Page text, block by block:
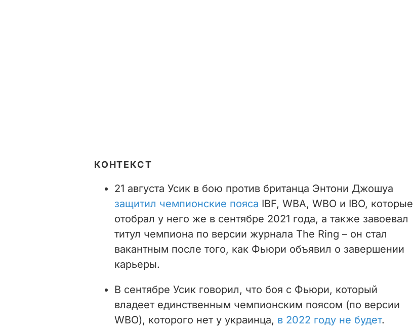
КОНТЕКСТ
21 августа Усик в бою против британца Энтони Джошуа
защитил чемпионские пояса IBF, WBA, WBO и IBO, которые
отобрал у него же в сентябре 2021 года, а также завоевал
титул чемпиона по версии журнала The Ring – он стал
вакантным после того, как Фьюри объявил о завершении
карьеры.
В сентябре Усик говорил, что боя с Фьюри, который
владеет единственным чемпионским поясом (по версии
WBO), которого нет у украинца, в 2022 году не будет.